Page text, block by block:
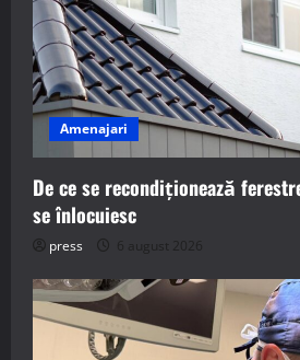
Amenajari
De ce se recondiționează
se înlocuiesc
press 6 august 2026